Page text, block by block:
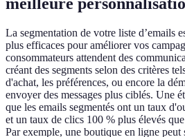
meilleure
La segmentation de votre liste d’emails
plus efficaces pour améliorer vos
consommateurs attendent des
créant des segments selon des critères
d'achat, les préférences, ou encore la
envoyer des messages plus ciblés. Une
que les emails segmentés ont un taux
et un taux de clics 100 % plus élevés
Par exemple, une boutique en ligne peut